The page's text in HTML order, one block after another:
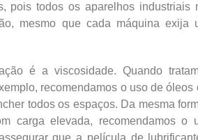
pois todos os aparelhos industriais
mesmo que cada máquina exija
é a viscosidade. Quando
recomendamos o uso de óleos
todos os espaços. Da mesma
carga elevada, recomendamos o
que a película de